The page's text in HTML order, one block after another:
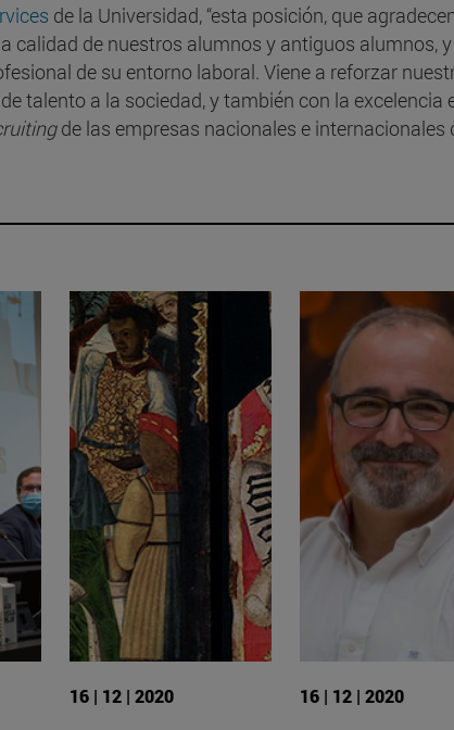
de la Universidad, “esta posición, que
calidad de nuestros alumnos y antiguos alumnos,
de su entorno laboral. Viene a reforzar
talento a la sociedad, y también con la excelencia
de las empresas nacionales e internacionales
16 | 12 | 2020 16 | 12 | 2020